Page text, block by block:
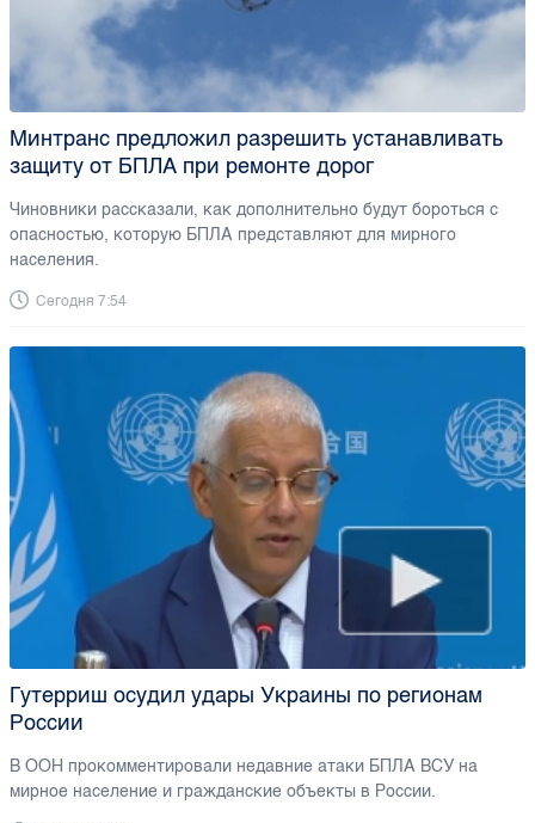
Минтранс предложил разрешить устанавливать
защиту от БПЛА при ремонте дорог
Чиновники рассказали, как дополнительно будут бороться с
опасностью, которую БПЛА представляют для мирного
населения.
Сегодня 7:54
Гутерриш осудил удары Украины по регионам
России
В ООН прокомментировали недавние атаки БПЛА ВСУ на
мирное население и гражданские объекты в России.